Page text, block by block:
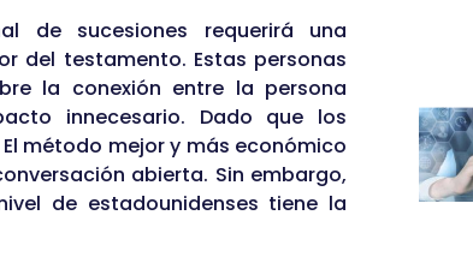
de sucesiones requerirá una
del testamento. Estas personas
la conexión entre la persona
innecesario. Dado que los
método mejor y más económico
abierta. Sin embargo,
de estadounidenses tiene la